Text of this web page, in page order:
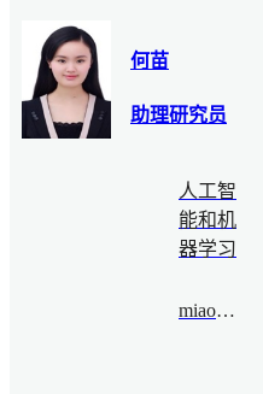
何苗
助理研究员
人工智
能和机
器学习
miaohe@bimsa.cn